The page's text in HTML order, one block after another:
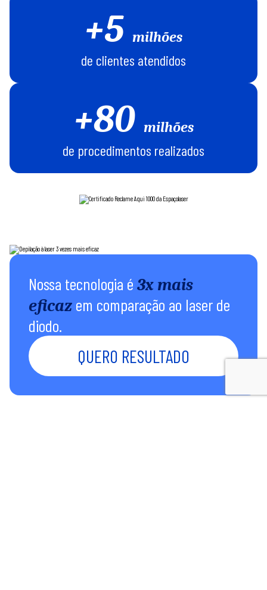
+5 milhões
de clientes atendidos
+80 milhões
de procedimentos realizados
Nossa tecnologia é 3x mais
eficaz em comparação ao laser de
diodo.
QUERO RESULTADO